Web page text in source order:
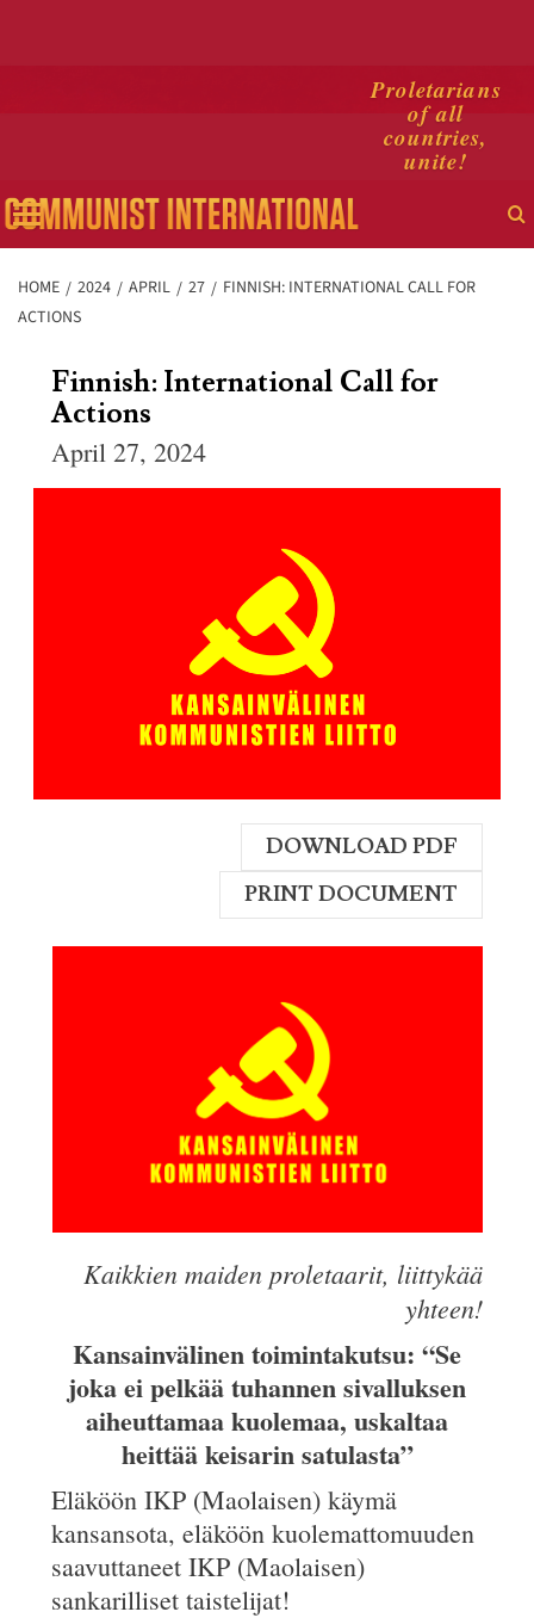
Proletarians
of all
countries,
unite!
Primary
Menu
HOME 2024 APRIL 27
FINNISH: INTERNATIONAL CALL FOR
ACTIONS
Finnish: International Call for
Actions
April 27, 2024
DOWNLOAD PDF
PRINT DOCUMENT
Kaikkien maiden proletaarit, liittykää
yhteen!
Kansainvälinen toimintakutsu: “Se
joka ei pelkää tuhannen sivalluksen
aiheuttamaa kuolemaa, uskaltaa
heittää keisarin satulasta”
Eläköön IKP (Maolaisen) käymä
kansansota, eläköön kuolemattomuuden
saavuttaneet IKP (Maolaisen)
sankarilliset taistelijat!